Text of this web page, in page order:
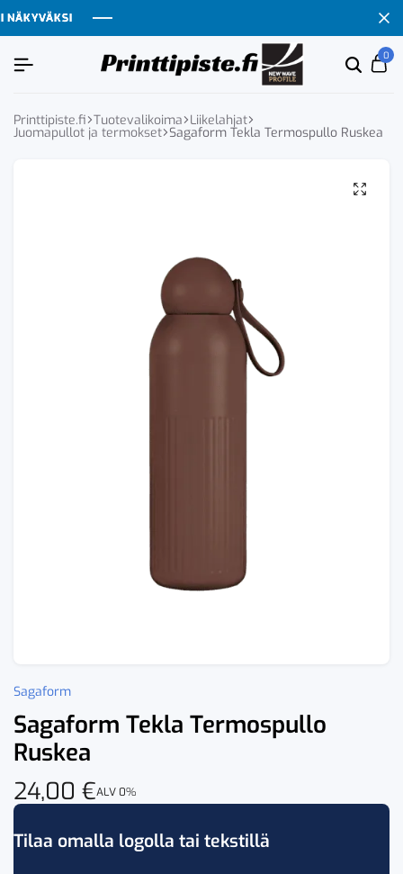
Etsi
0
Printtipiste.fi Tuotevalikoima Liikelahjat
Juomapullot ja termokset Sagaform Tekla Termospullo Ruskea
Sagaform
Sagaform Tekla Termospullo
Ruskea
24,00 €ALV 0%
Tilaa omalla logolla tai tekstillä